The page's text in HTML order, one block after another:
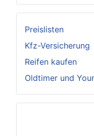
Preislisten
Kfz-Versicherung
Reifen kaufen
Oldtimer und